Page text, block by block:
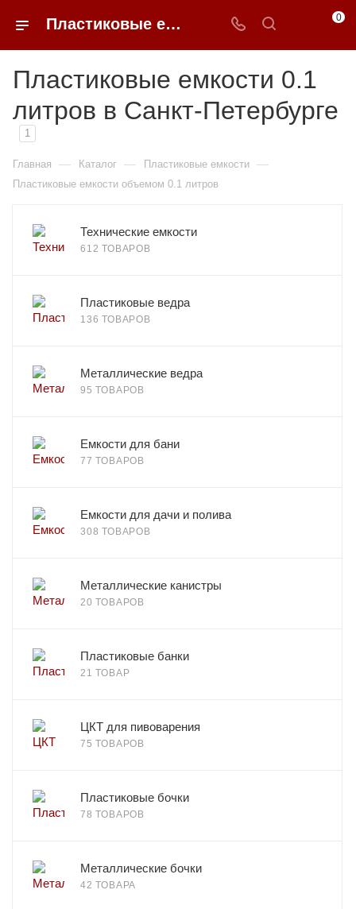
Пластиковые емкости 0.1 литров в Санкт-Петербурге 0
Пластиковые емкости 0.1
литров в Санкт-Петербурге
1
Главная — Каталог — Пластиковые емкости —
Пластиковые емкости объемом 0.1 литров
Технические емкости
612 ТОВАРОВ
Пластиковые ведра
136 ТОВАРОВ
Металлические ведра
95 ТОВАРОВ
Емкости для бани
77 ТОВАРОВ
Емкости для дачи и полива
308 ТОВАРОВ
Металлические канистры
20 ТОВАРОВ
Пластиковые банки
21 ТОВАР
ЦКТ для пивоварения
75 ТОВАРОВ
Пластиковые бочки
78 ТОВАРОВ
Металлические бочки
42 ТОВАРА